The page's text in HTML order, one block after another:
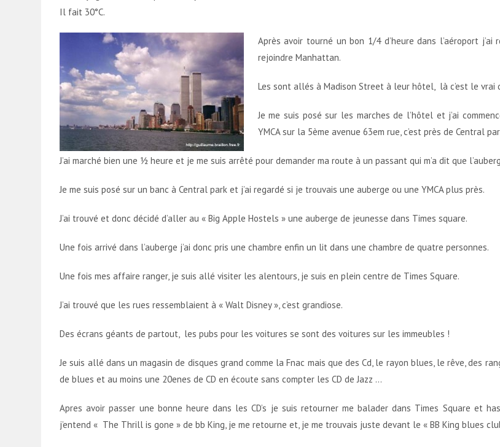
Il fait 30°C.
Après avoir tourné un bon 1/4 d’heure dans l’aéroport
rejoindre Manhattan.
Les sont allés à Madison Street à leur hôtel, là c’est le vrai
Je me suis posé sur les marches de l’hôtel et j’ai
YMCA sur la 5ème avenue 63em rue, c’est près de Central
J’ai marché bien une ½ heure et je me suis arrêté pour demander ma route à un passant qui m’a dit que
Je me suis posé sur un banc à Central park et j’ai regardé si je trouvais une auberge ou une YMCA plus près.
J’ai trouvé et donc décidé d’aller au « Big Apple Hostels » une auberge de jeunesse dans Times square.
Une fois arrivé dans l’auberge j’ai donc pris une chambre enfin un lit dans une chambre de quatre personnes.
Une fois mes affaire ranger, je suis allé visiter les alentours, je suis en plein centre de Times Square.
J’ai trouvé que les rues ressemblaient à « Walt Disney », c’est grandiose.
Des écrans géants de partout, les pubs pour les voitures se sont des voitures sur les immeubles !
Je suis allé dans un magasin de disques grand comme la Fnac mais que des Cd, le rayon blues, le rêve, des
de blues et au moins une 20enes de CD en écoute sans compter les CD de Jazz …
Apres avoir passer une bonne heure dans les CD’s je suis retourner me balader dans Times Square et
j’entend « The Thrill is gone » de bb King, je me retourne et, je me trouvais juste devant le « BB King blues